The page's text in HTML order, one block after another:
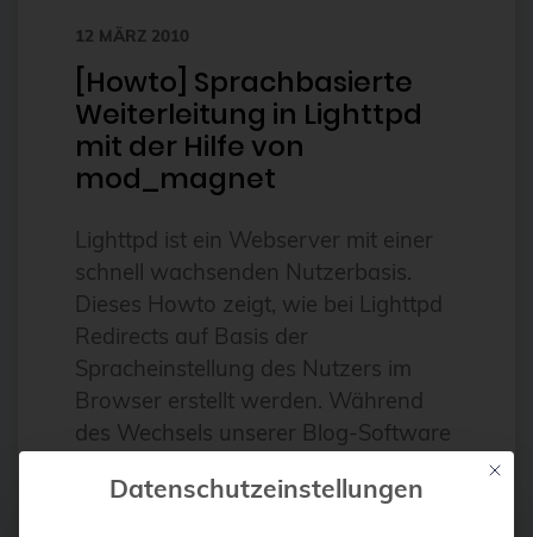
Alpin
Alternativen
Amazon FSx
anleitung
Ansible Community Proxmox
Ansible-Modul
AnsibleFest
Antivirus
Apache
12 MÄRZ 2010
[Howto] Sprachbasierte
Weiterleitung in Lighttpd
mit der Hilfe von
mod_magnet
Lighttpd ist ein Webserver mit einer
schnell wachsenden Nutzerbasis.
Dieses Howto zeigt, wie bei Lighttpd
Redirects auf Basis der
Spracheinstellung des Nutzers im
Browser erstellt werden. Während
des Wechsels unserer Blog-Software
Entscheidung getroffen, die
Mit
Datenschutzeinstellungen